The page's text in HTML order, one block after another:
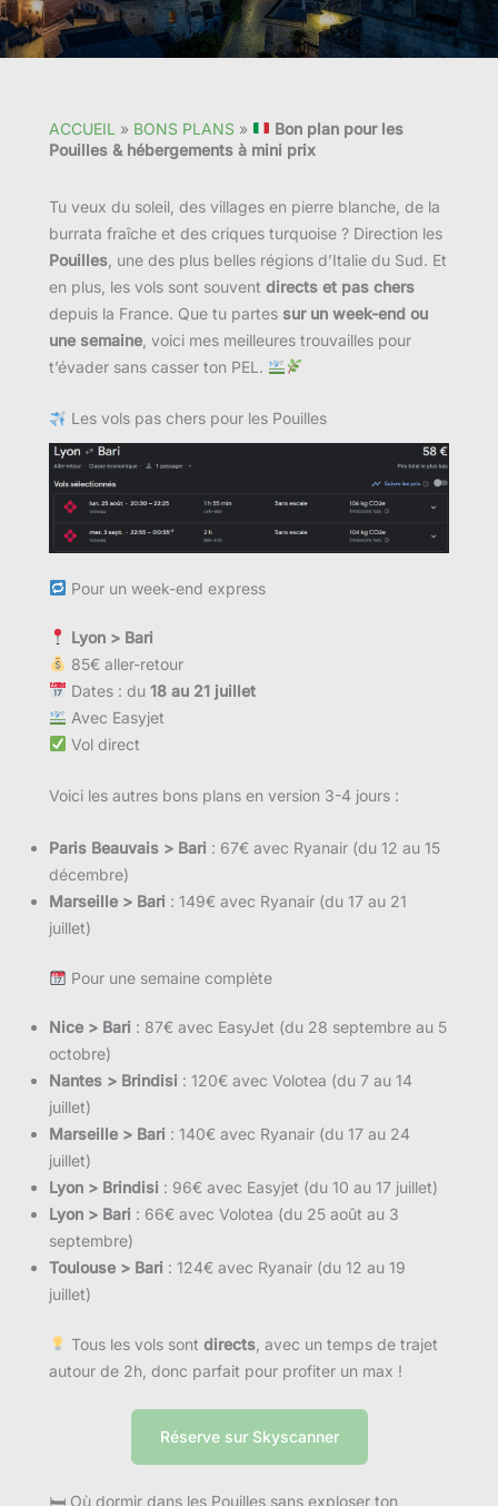
ACCUEIL » BONS PLANS »
Bon plan pour les
Pouilles & hébergements à mini prix
Tu veux du soleil, des villages en pierre blanche, de la
burrata fraîche et des criques turquoise ? Direction les
Pouilles , une des plus belles régions d’Italie du Sud. Et
en plus, les vols sont souvent directs et pas chers
depuis la France. Que tu partes sur un week-end ou
une semaine , voici mes meilleures trouvailles pour
t’évader sans casser ton PEL.
Les vols pas chers pour les Pouilles
Pour un week-end express
Lyon > Bari
85€ aller-retour
Dates : du 18 au 21 juillet
Avec Easyjet
Vol direct
Voici les autres bons plans en version 3-4 jours :
Paris Beauvais > Bari : 67€ avec Ryanair (du 12 au 15
décembre)
Marseille > Bari : 149€ avec Ryanair (du 17 au 21
juillet)
Pour une semaine complète
Nice > Bari : 87€ avec EasyJet (du 28 septembre au 5
octobre)
Nantes > Brindisi : 120€ avec Volotea (du 7 au 14
juillet)
Marseille > Bari : 140€ avec Ryanair (du 17 au 24
juillet)
Lyon > Brindisi : 96€ avec Easyjet (du 10 au 17 juillet)
Lyon > Bari : 66€ avec Volotea (du 25 août au 3
septembre)
Toulouse > Bari : 124€ avec Ryanair (du 12 au 19
juillet)
Tous les vols sont directs, avec un temps de trajet
autour de 2h, donc parfait pour profiter un max !
Réserve sur Skyscanner
🛏 Où dormir dans les Pouilles sans exploser ton